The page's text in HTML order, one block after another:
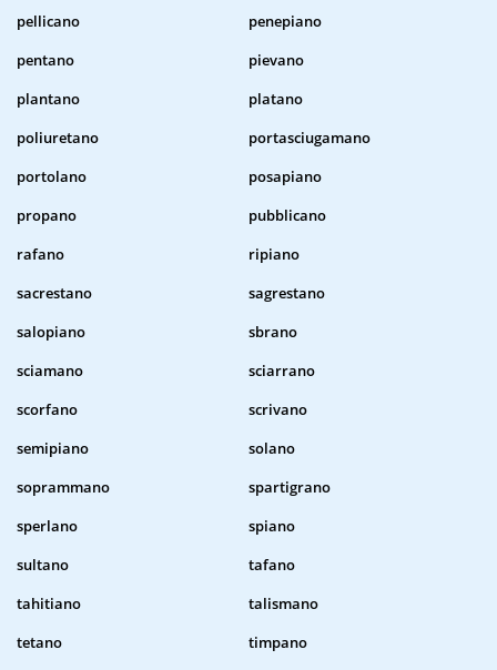
pellicano
penepiano
pentano
pievano
plantano
platano
poliuretano
portasciugamano
portolano
posapiano
propano
pubblicano
rafano
ripiano
sacrestano
sagrestano
salopiano
sbrano
sciamano
sciarrano
scorfano
scrivano
semipiano
solano
soprammano
spartigrano
sperlano
spiano
sultano
tafano
tahitiano
talismano
tetano
timpano